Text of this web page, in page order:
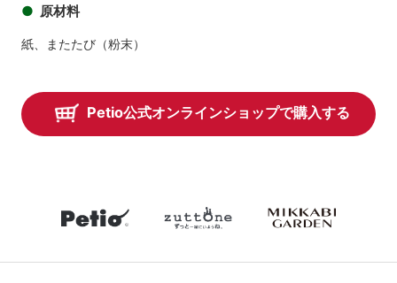
原材料
紙、またたび（粉末）
Petio公式オンラインショップで購入する